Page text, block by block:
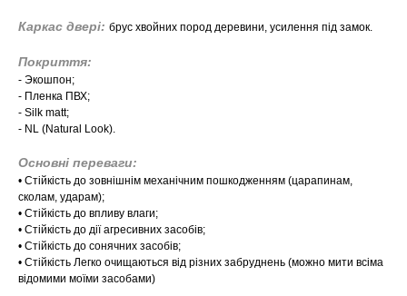
Каркас двері: брус хвойних пород деревини, усилення під замок.
Покриття:
- Экошпон;
- Пленка ПВХ;
- Silk matt;
- NL (Natural Look).
Основні переваги:
​​• Стійкість до зовнішнім механічним пошкодженням (царапинам,
сколам, ударам);
• Стійкість до впливу влаги;
• Стійкість до дії агресивних засобів;
• Стійкість до сонячних засобів;
• Стійкість Легко очищаються від різних забруднень (можно мити всіма
відомими моїми засобами)